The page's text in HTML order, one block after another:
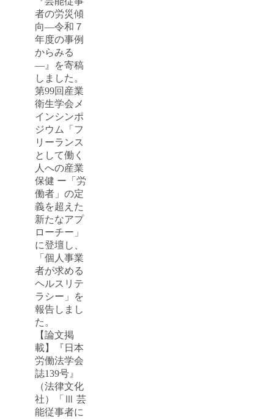
者の労災傾
向―令和７
年度の事例
からみる
―』を寄稿
しました。
第99回産業
衛生学会メ
インシンポ
ジウム「フ
リーランス
として働く
人への産業
保健 ー「労
働者」の定
義を超えた
新たなアプ
ローチー」
に登壇し、
「個人事業
者が求める
ヘルスリテ
ラシー」を
報告しまし
た。
【論文掲
載】『日本
労働法学会
誌139号』
（法律文化
社）「Ⅲ 芸
能従事者に